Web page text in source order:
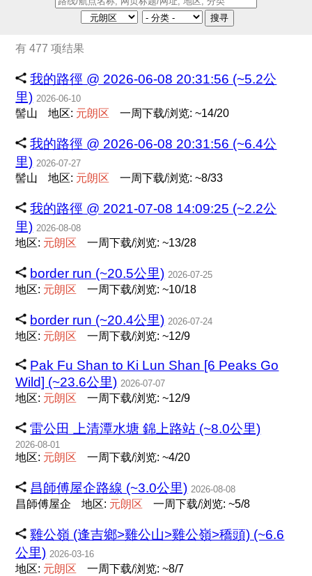
搜寻
有 477 项结果
我的路徑 @ 2026-06-08 20:31:56 (~5.2公
里) 2026-06-10
髻山 地区: 元朗 区 一周下载/浏览: ~14/20
我的路徑 @ 2026-06-08 20:31:56 (~6.4公
里) 2026-07-27
髻山 地区: 元朗 区 一周下载/浏览: ~8/33
我的路徑 @ 2021-07-08 14:09:25 (~2.2公
里) 2026-08-08
地区: 元朗 区 一周下载/浏览: ~13/28
border run (~20.5公里) 2026-07-25
地区: 元朗 区 一周下载/浏览: ~10/18
border run (~20.4公里) 2026-07-24
地区: 元朗 区 一周下载/浏览: ~12/9
Pak Fu Shan to Ki Lun Shan [6 Peaks Go
Wild] (~23.6公里) 2026-07-07
地区: 元朗 区 一周下载/浏览: ~12/9
雷公田 上清潭水塘 錦上路站 (~8.0公里)
2026-08-01
地区: 元朗 区 一周下载/浏览: ~4/20
昌師傅屋企路線 (~3.0公里) 2026-08-08
昌師傅屋企 地区: 元朗 区 一周下载/浏览: ~5/8
雞公嶺 (逢吉鄉>雞公山>雞公嶺>穚頭) (~6.6
公里) 2026-03-16
地区: 元朗 区 一周下载/浏览: ~8/7